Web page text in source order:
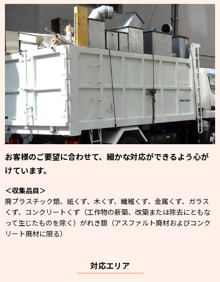
お客様のご要望に合わせて、細かな対応ができるよう心が
けています。
＜収集品目＞
廃プラスチック類、紙くず、木くず、繊維くず、金属くず、ガラス
くず、コンクリートくず（工作物の新築、改築または除去にともな
って生じたものを除く）がれき類（アスファルト廃材およびコンク
リート廃材に限る）
対応エリア